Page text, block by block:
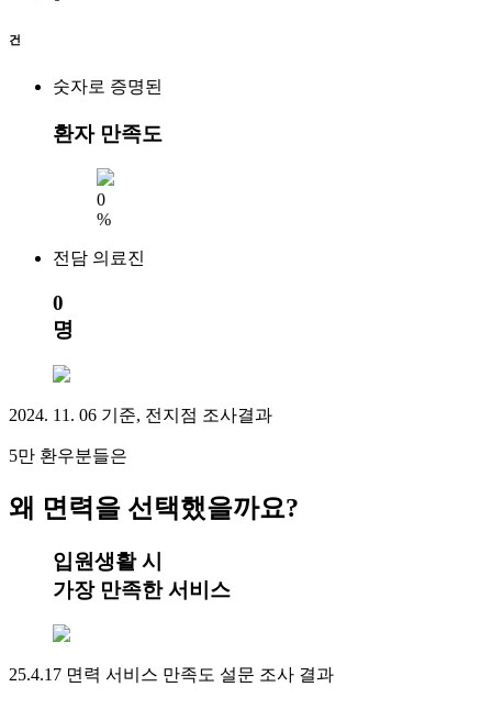
건
숫자로 증명된
환자 만족도
0
%
전담 의료진
0
명
2024. 11. 06 기준, 전지점 조사결과
5만 환우분들은
왜 면력을 선택했을까요?
입원생활 시
가장 만족한 서비스
25.4.17 면력 서비스 만족도 설문 조사 결과